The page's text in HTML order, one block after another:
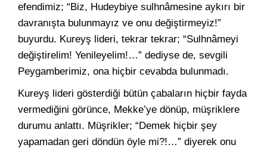
efendimiz; “Biz, Hudeybiye sulhnâmesine aykırı bir
davranışta bulunmayız ve onu değiştirmeyiz!”
buyurdu. Kureyş lideri, tekrar tekrar; “Sulhnâmeyi
değiştirelim! Yenileyelim!…” dediyse de, sevgili
Peygamberimiz, ona hiçbir cevabda bulunmadı.
Kureyş lideri gösterdiği bütün çabaların hiçbir fayda
vermediğini görünce, Mekke’ye dönüp, müşriklere
durumu anlattı. Müşrikler; “Demek hiçbir şey
yapamadan geri döndün öyle mi?!…” diyerek onu